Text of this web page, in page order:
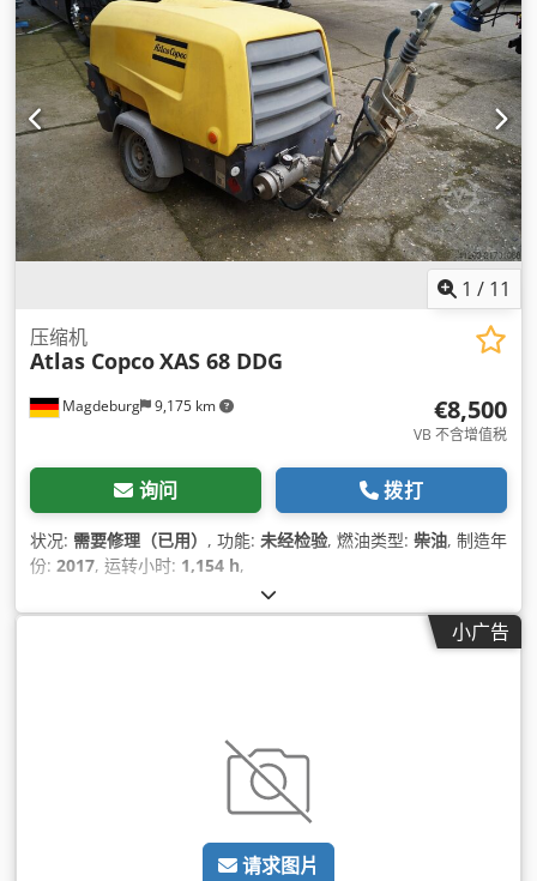
1 / 11
Magdeburg 9,175 km
压缩机
Atlas CopcoXAS 68 DDG
€8,500
VB 不含增值税
询问 拨打
状况: 需要修理（已用） , 功能: 未经检验, 燃油类型: 柴油, 制造年
份: 2017, 运转小时: 1,154 h,
小广告
请求图片